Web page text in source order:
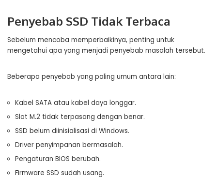
Penyebab SSD Tidak Terbaca
Sebelum mencoba memperbaikinya, penting untuk
mengetahui apa yang menjadi penyebab masalah tersebut.
Beberapa penyebab yang paling umum antara lain:
Kabel SATA atau kabel daya longgar.
Slot M.2 tidak terpasang dengan benar.
SSD belum diinisialisasi di Windows.
Driver penyimpanan bermasalah.
Pengaturan BIOS berubah.
Firmware SSD sudah usang.